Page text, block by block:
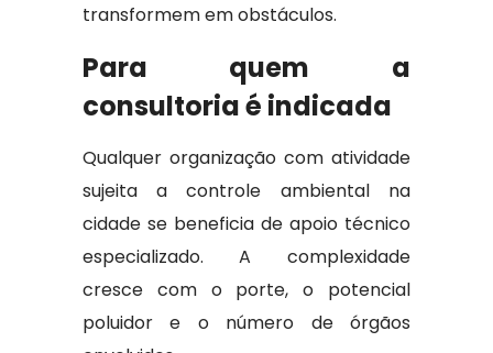
transformem em obstáculos.
Para quem a
consultoria é indicada
Qualquer organização com atividade
sujeita a controle ambiental na
cidade se beneficia de apoio técnico
especializado. A complexidade
cresce com o porte, o potencial
poluidor e o número de órgãos